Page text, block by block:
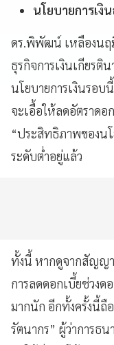
นโยบายการเงิ
ดร.พิพัฒน์ เหลืองนฤ
ธุรกิจการเงินเกียรติ
นโยบายการเงินรอ
จะเอื้อให้ลดอัตราด
“ประสิทธิภาพของน
ระดับต่ำอยู่แล้ว
ทั้งนี้ หากดูจากสัญญ
การลดดอกเบี้ยช่วงด
มากนัก อีกทั้งครั้งนี้ถื
รัตนากร” ผู้ว่าการธ